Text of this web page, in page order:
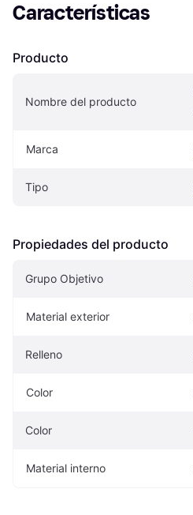
Características
Producto
Nombre del producto
Marca
Tipo
Propiedades del producto
Grupo Objetivo
Material exterior
Relleno
Color
Color
Material interno